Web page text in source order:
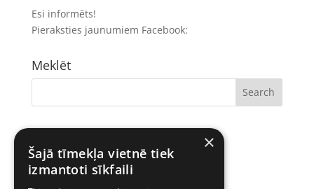
Esi informēts!
Pieraksties jaunumiem Facebook:
Meklēt
P- Pk:9:00 – 18:00
S:9:30 – 16:00
×
Šajā tīmekļa vietnē tiek
izmantoti sīkfaili